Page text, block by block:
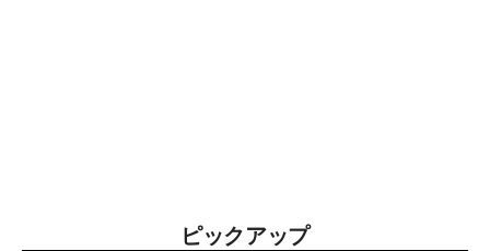
ピックアップ